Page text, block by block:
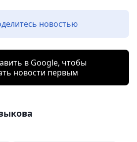
новостью
в Google, чтобы
новости первым